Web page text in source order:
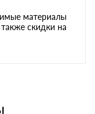
материалы
скидки на